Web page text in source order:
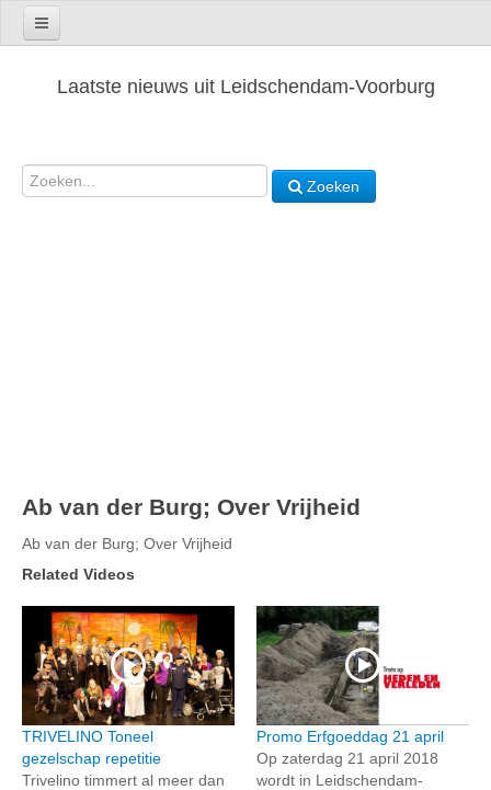
Laatste nieuws uit Leidschendam-Voorburg
Zoeken
Ab van der Burg; Over Vrijheid
Ab van der Burg; Over Vrijheid
Related Videos
TRIVELINO Toneel
gezelschap repetitie
Trivelino timmert al meer dan
Promo Erfgoeddag 21 april
Op zaterdag 21 april 2018
wordt in Leidschendam-